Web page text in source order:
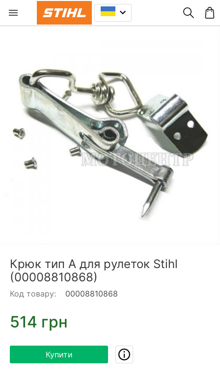
Крюк тип А для рулеток Stihl
(00008810868)
Код товару: 00008810868
514 грн
Купити